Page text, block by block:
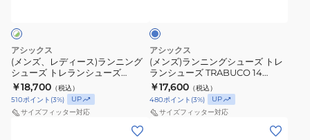
ッ
ド
1011B977.005
防
水
1011C164.020
1011C086.001
ラ
ン
ニ
ン
グ
シ
アシックス
(メンズ、レディース)ランニング
シューズ トレランシューズ
FUJISPEED 4 1013A179.020
￥18,700 （税込）
510ポイント (3%)
UP
サイズフィッター対応
シ
ュ
ー
ズ
ト
レ
アシックス
(メンズ)ランニングシューズ トレ
ランシューズ TRABUCO 14
1011C166.400
￥17,600 （税込）
480ポイント (3%)
UP
サイズフィッター対応